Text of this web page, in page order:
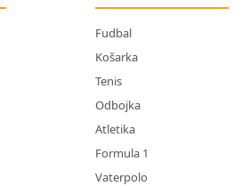
Fudbal
Košarka
Tenis
Odbojka
Atletika
Formula 1
Vaterpolo